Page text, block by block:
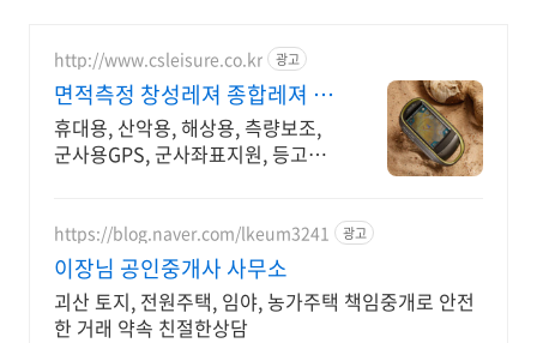
http://www.csleisure.co.kr 광고
면적측정 창성레져 종합레져 쇼
핑몰
휴대용, 산악용, 해상용, 측량보조,
군사용GPS, 군사좌표지원, 등고선
https://blog.naver.com/lkeum3241 광고
이장님 공인중개사 사무소
괴산 토지, 전원주택, 임야, 농가주택 책임중개로 안전
한 거래 약속 친절한상담